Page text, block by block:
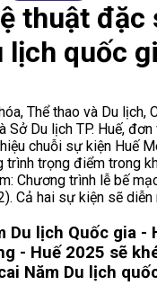
thuật đặc
lịch quốc
Thể thao và Du lịch,
Sở Du lịch TP. Huế,
chuỗi sự kiện Huế
trình trọng điểm trong
Chương trình lễ bế
Cả hai sự kiện sẽ diễn
Du lịch Quốc gia -
- Huế 2025 sẽ
Năm Du lịch